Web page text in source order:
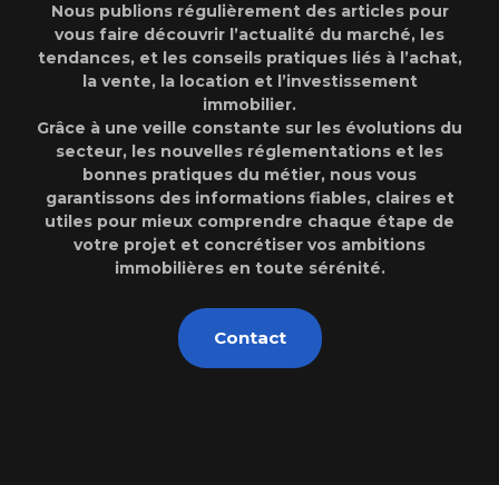
Nous publions régulièrement des articles pour
vous faire découvrir l’actualité du marché, les
tendances, et les conseils pratiques liés à l’achat,
la vente, la location et l’investissement
immobilier.
Grâce à une veille constante sur les évolutions du
secteur, les nouvelles réglementations et les
bonnes pratiques du métier, nous vous
garantissons des informations fiables, claires et
utiles pour mieux comprendre chaque étape de
votre projet et concrétiser vos ambitions
immobilières en toute sérénité.
Contact